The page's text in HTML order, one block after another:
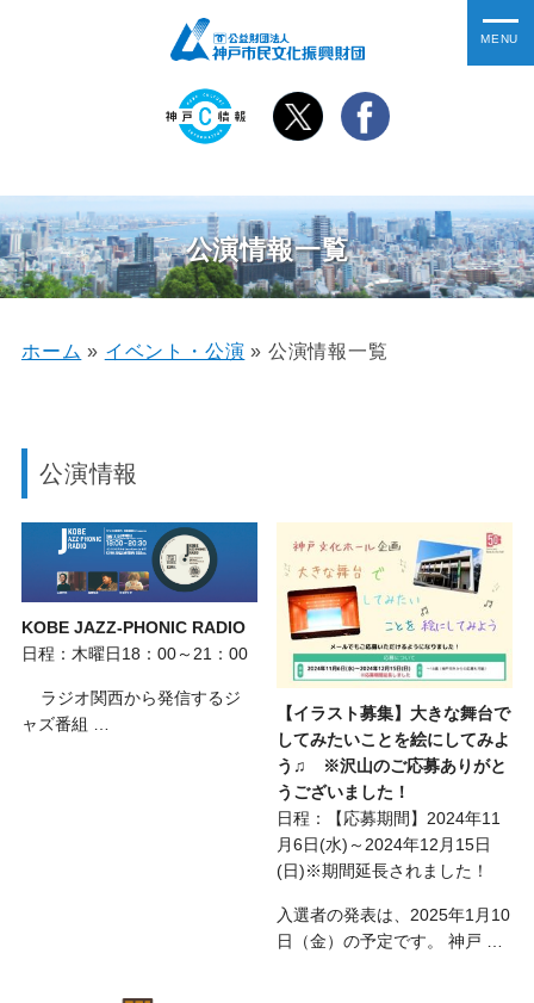
公演情報一覧
ホーム » イベント・公演 » 公演情報一覧
公演情報
KOBE JAZZ-PHONIC RADIO
日程：木曜日18：00～21：00
ラジオ関西から発信するジ
ャズ番組 …
【イラスト募集】大きな舞台で
してみたいことを絵にしてみよ
う♫ ※沢山のご応募ありがと
うございました！
日程：【応募期間】2024年11
月6日(水)～2024年12月15日
(日)※期間延長されました！
入選者の発表は、2025年1月10
日（金）の予定です。 神戸 …